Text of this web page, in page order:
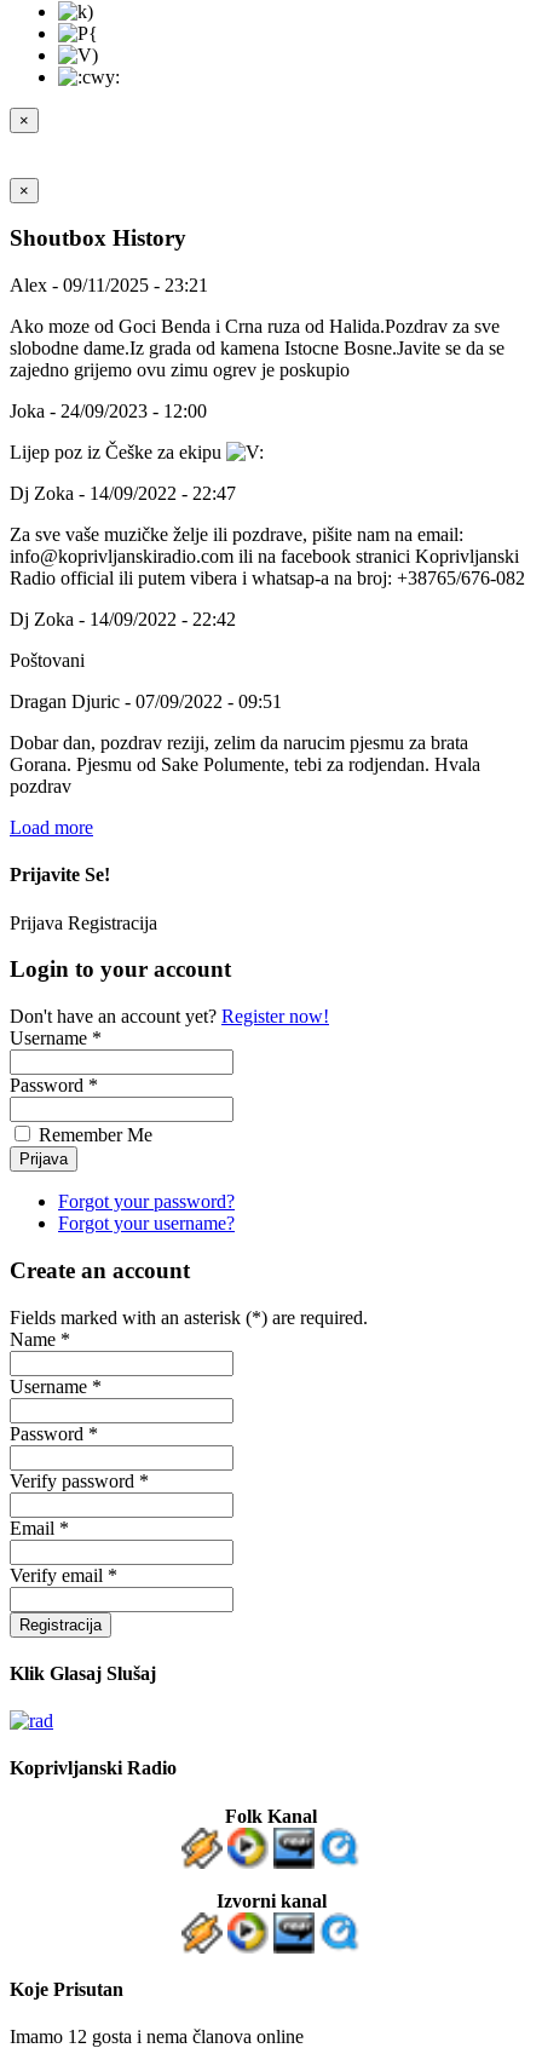
×
×
Shoutbox History
Alex - 09/11/2025 - 23:21
Ako moze od Goci Benda i Crna ruza od Halida.Pozdrav za sve
slobodne dame.Iz grada od kamena Istocne Bosne.Javite se da se
zajedno grijemo ovu zimu ogrev je poskupio
Joka - 24/09/2023 - 12:00
Lijep poz iz Češke za ekipu
Dj Zoka - 14/09/2022 - 22:47
Za sve vaše muzičke želje ili pozdrave, pišite nam na email:
info@koprivljanskiradio.com ili na facebook stranici Koprivljanski
Radio official ili putem vibera i whatsap-a na broj: +38765/676-082
Dj Zoka - 14/09/2022 - 22:42
Poštovani
Dragan Djuric - 07/09/2022 - 09:51
Dobar dan, pozdrav reziji, zelim da narucim pjesmu za brata
Gorana. Pjesmu od Sake Polumente, tebi za rodjendan. Hvala
pozdrav
Load more
Prijavite Se!
Prijava Registracija
Login to your account
Don't have an account yet? Register now!
Username *
Password *
Remember Me
Forgot your password?
Forgot your username?
Create an account
Fields marked with an asterisk (*) are required.
Name *
Username *
Password *
Verify password *
Email *
Verify email *
Registracija
Klik Glasaj Slušaj
Koprivljanski Radio
Folk Kanal
Izvorni kanal
Koje Prisutan
Imamo 12 gosta i nema članova online